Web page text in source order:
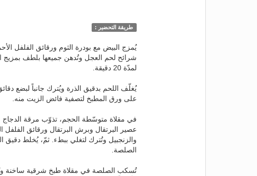
طريقة التحضير :
يُمزج البيض مع بودرة الثوم ورقائق الفلفل
شرائح لحم العجل وتُدهن جميعها بلطف بمزيج
لمدّة 20 دقيقة.
يُغلّف اللحم بدقيق الذرة ويُترك جانباً لبضع
على ورق المطبخ لتصفية فائض الزيت منه.
عصير البرتقال وبرش البرتقال ورقائق
والزنجبيل وتُترك لتغلي ببطء. ثمّ، يُخلط دقيق
الصلصة.
تُسكب الصلصة في مقلاة طبخ شرقية ساخنة